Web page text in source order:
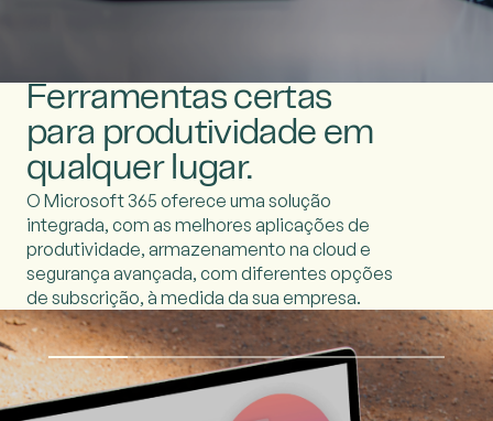
Ferramentas certas
para produtividade em
qualquer lugar.
O Microsoft 365 oferece uma solução
integrada, com as melhores aplicações de
produtividade, armazenamento na cloud e
segurança avançada, com diferentes opções
de subscrição, à medida da sua empresa.